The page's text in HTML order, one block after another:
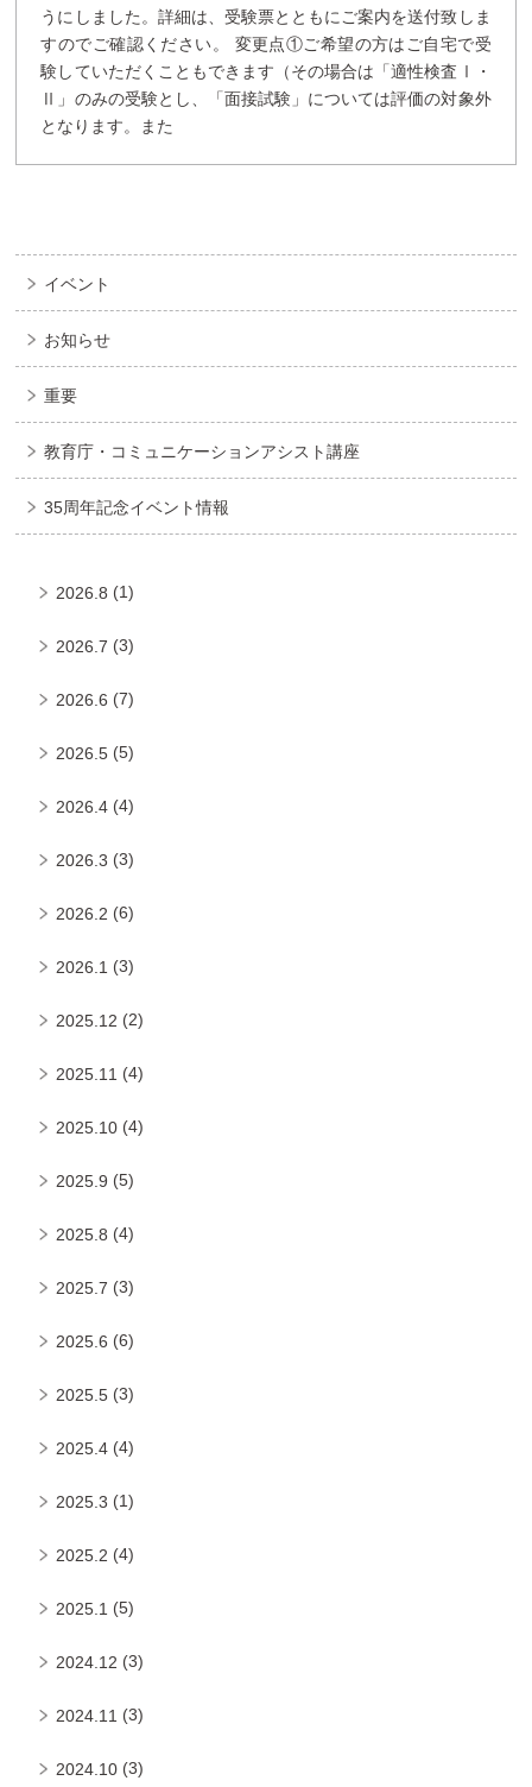
うにしました。詳細は、受験票とともにご案内を送付致しま
すのでご確認ください。 変更点①ご希望の方はご自宅で受
験していただくこともできます（その場合は「適性検査Ⅰ・
Ⅱ」のみの受験とし、「面接試験」については評価の対象外
となります。また
イベント
お知らせ
重要
教育庁・コミュニケーションアシスト講座
35周年記念イベント情報
2026.8 (1)
2026.7 (3)
2026.6 (7)
2026.5 (5)
2026.4 (4)
2026.3 (3)
2026.2 (6)
2026.1 (3)
2025.12 (2)
2025.11 (4)
2025.10 (4)
2025.9 (5)
2025.8 (4)
2025.7 (3)
2025.6 (6)
2025.5 (3)
2025.4 (4)
2025.3 (1)
2025.2 (4)
2025.1 (5)
2024.12 (3)
2024.11 (3)
2024.10 (3)